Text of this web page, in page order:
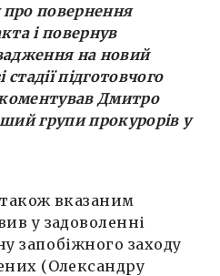
про повернення
і повернув
на новий
стадії підготовчого
Дмитро
групи прокурорів у
вказаним
у задоволенні
запобіжного заходу
(Олександру